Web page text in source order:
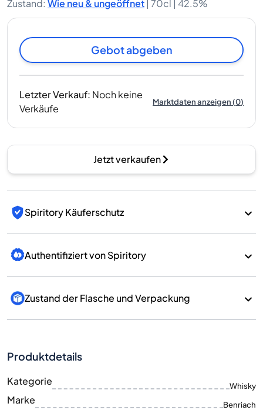
Zustand: Wie neu & ungeöffnet | 70cl | 42.5%
Gebot abgeben
Letzter Verkauf: Noch keine
Verkäufe
Marktdaten anzeigen(0)
Jetzt verkaufen
Spiritory Käuferschutz
Authentifiziert von Spiritory
Zustand der Flasche und Verpackung
Produktdetails
Kategorie Whisky
Marke Benriach